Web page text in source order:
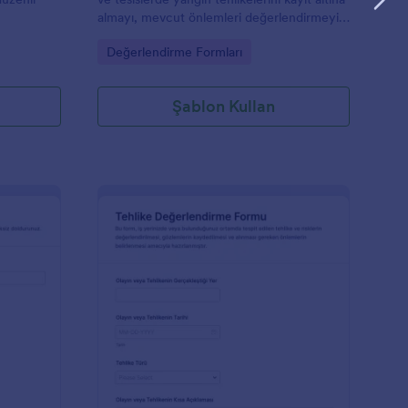
almayı, mevcut önlemleri değerlendirmeyi
kolaylaştırır.
Go to Category:
Değerlendirme Formları
Şablon Kullan